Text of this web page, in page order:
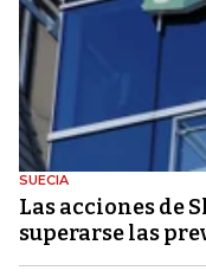
SUECIA
Las acciones de
superarse las